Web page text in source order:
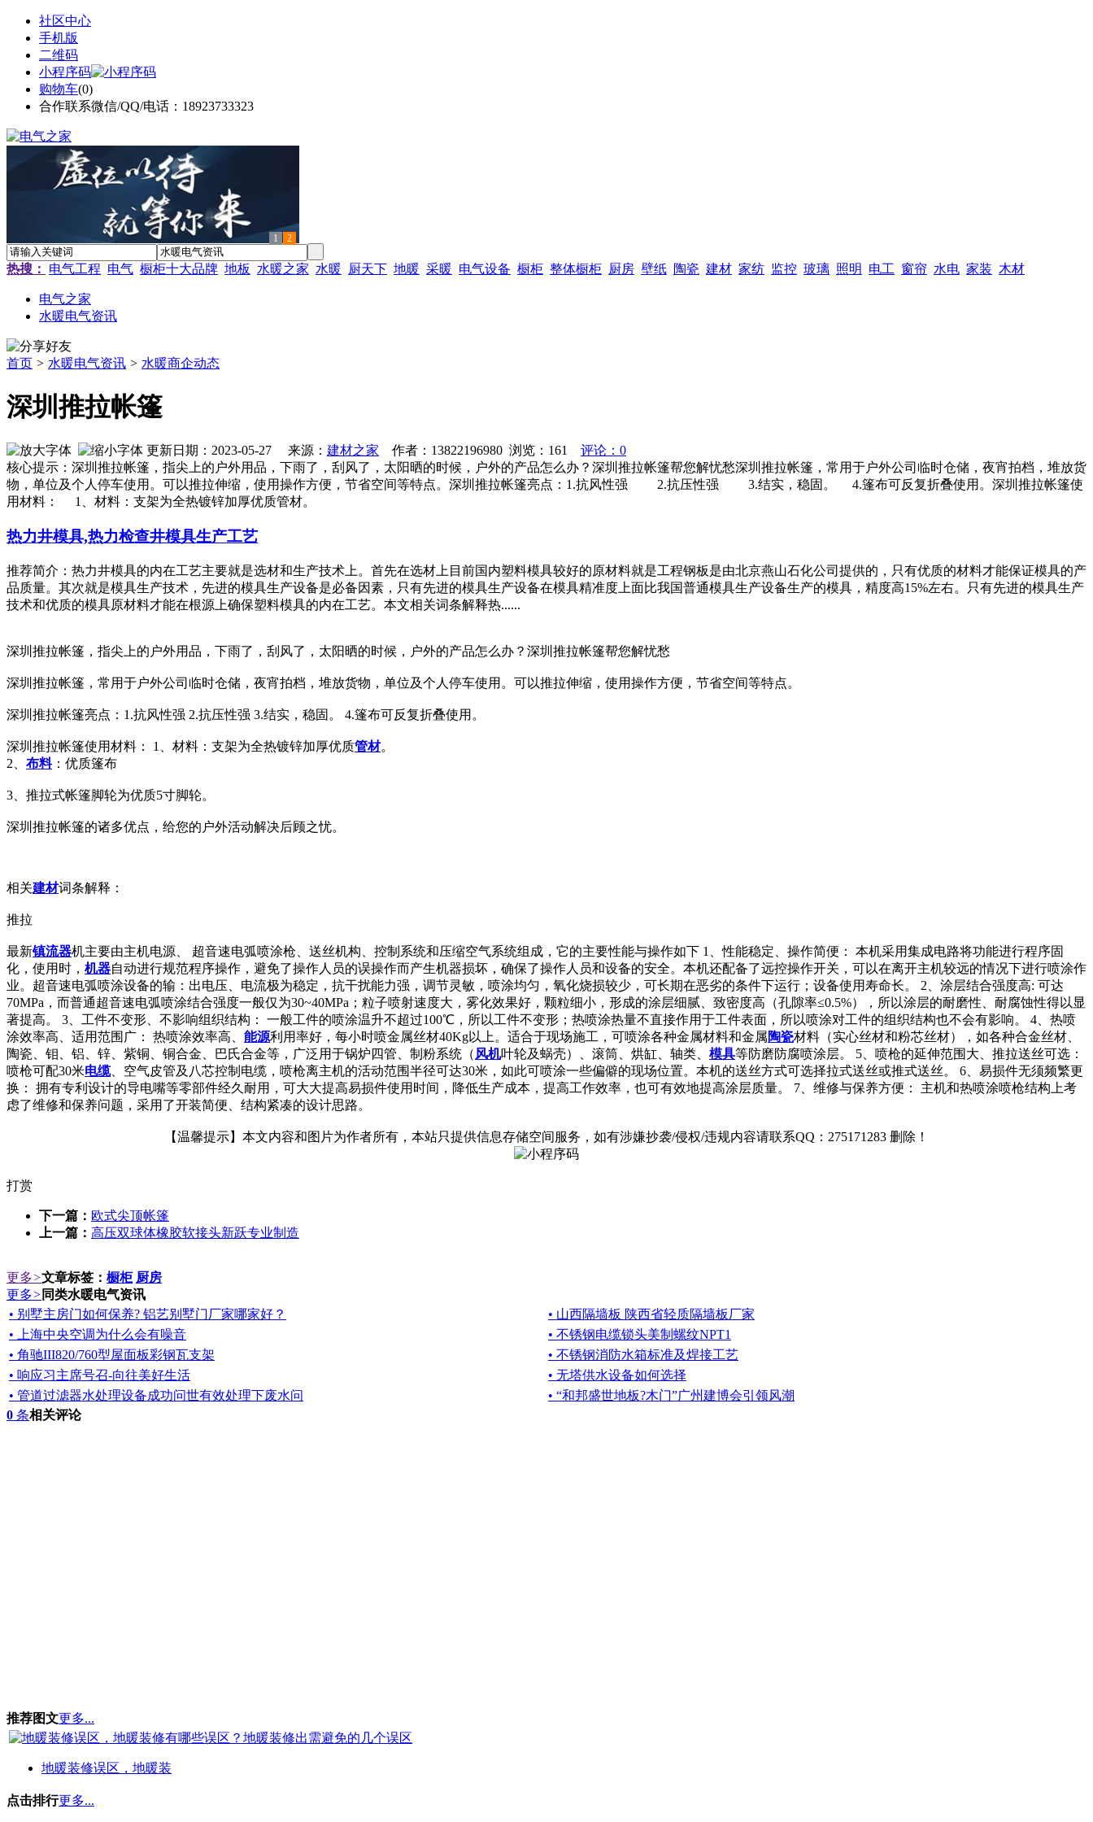
社区中心
手机版
二维码
小程序码
购物车(0)
合作联系微信/QQ/电话：18923733323
1 2
热搜： 电气工程 电气 橱柜十大品牌 地板 水暖之家 水暖 厨天下 地暖 采暖 电气设备 橱柜 整体橱柜 厨房 壁纸 陶瓷 建材 家纺 监控 玻璃 照明 电工 窗帘 水电 家装 木材
电气之家
水暖电气资讯
首页 > 水暖电气资讯 > 水暖商企动态
深圳推拉帐篷
更新日期：2023-05-27 来源： 建材之家 作者：13822196980 浏览： 161
评论：0
核心提示：深圳推拉帐篷，指尖上的户外用品，下雨了，刮风了，太阳晒的时候，户外的产品怎么办？深圳推拉帐篷帮您解忧愁深圳推拉帐篷，常用于户外公司临时仓储，夜宵拍档，堆放货
物，单位及个人停车使用。可以推拉伸缩，使用操作方便，节省空间等特点。深圳推拉帐篷亮点：1.抗风性强 2.抗压性强 3.结实，稳固。 4.篷布可反复折叠使用。深圳推拉帐篷使
用材料： 1、材料：支架为全热镀锌加厚优质管材。
热力井模具,热力检查井模具生产工艺
推荐简介：热力井模具的内在工艺主要就是选材和生产技术上。首先在选材上目前国内塑料模具较好的原材料就是工程钢板是由北京燕山石化公司提供的，只有优质的材料才能保证模具的产
品质量。其次就是模具生产技术，先进的模具生产设备是必备因素，只有先进的模具生产设备在模具精准度上面比我国普通模具生产设备生产的模具，精度高15%左右。只有先进的模具生产
技术和优质的模具原材料才能在根源上确保塑料模具的内在工艺。本文相关词条解释热......
深圳推拉帐篷，指尖上的户外用品，下雨了，刮风了，太阳晒的时候，户外的产品怎么办？深圳推拉帐篷帮您解忧愁
深圳推拉帐篷，常用于户外公司临时仓储，夜宵拍档，堆放货物，单位及个人停车使用。可以推拉伸缩，使用操作方便，节省空间等特点。
深圳推拉帐篷亮点：1.抗风性强 2.抗压性强 3.结实，稳固。 4.篷布可反复折叠使用。
深圳推拉帐篷使用材料： 1、材料：支架为全热镀锌加厚优质管材。
2、 布料：优质篷布
3、推拉式帐篷脚轮为优质5寸脚轮。
深圳推拉帐篷的诸多优点，给您的户外活动解决后顾之忧。
相关建材词条解释：
推拉
最新镇流器机主要由主机电源、 超音速电弧喷涂枪、送丝机构、控制系统和压缩空气系统组成，它的主要性能与操作如下 1、性能稳定、操作简便： 本机采用集成电路将功能进行程序固
化，使用时， 机器自动进行规范程序操作，避免了操作人员的误操作而产生机器损坏，确保了操作人员和设备的安全。本机还配备了远控操作开关，可以在离开主机较远的情况下进行喷涂作
业。超音速电弧喷涂设备的输：出电压、电流极为稳定，抗干扰能力强，调节灵敏，喷涂均匀，氧化烧损较少，可长期在恶劣的条件下运行；设备使用寿命长。 2、涂层结合强度高: 可达
70MPa，而普通超音速电弧喷涂结合强度一般仅为30~40MPa；粒子喷射速度大，雾化效果好，颗粒细小，形成的涂层细腻、致密度高（孔隙率≤0.5%），所以涂层的耐磨性、耐腐蚀性得以显
著提高。 3、工件不变形、不影响组织结构： 一般工件的喷涂温升不超过100℃，所以工件不变形；热喷涂热量不直接作用于工件表面，所以喷涂对工件的组织结构也不会有影响。 4、热喷
涂效率高、适用范围广： 热喷涂效率高、 能源利用率好，每小时喷金属丝材40Kg以上。适合于现场施工，可喷涂各种金属材料和金属陶瓷材料（实心丝材和粉芯丝材），如各种合金丝材、
陶瓷、钼、铝、锌、紫铜、铜合金、巴氏合金等，广泛用于锅炉四管、制粉系统（ 风机叶轮及蜗壳）、滚筒、烘缸、轴类、 模具等防磨防腐喷涂层。 5、喷枪的延伸范围大、推拉送丝可选：
喷枪可配30米电缆、空气皮管及八芯控制电缆，喷枪离主机的活动范围半径可达30米，如此可喷涂一些偏僻的现场位置。本机的送丝方式可选择拉式送丝或推式送丝。 6、易损件无须频繁更
换： 拥有专利设计的导电嘴等零部件经久耐用，可大大提高易损件使用时间，降低生产成本，提高工作效率，也可有效地提高涂层质量。 7、维修与保养方便： 主机和热喷涂喷枪结构上考
虑了维修和保养问题，采用了开装简便、结构紧凑的设计思路。
【温馨提示】本文内容和图片为作者所有，本站只提供信息存储空间服务，如有涉嫌抄袭/侵权/违规内容请联系QQ：275171283 删除！
打赏
下一篇： 欧式尖顶帐篷
上一篇： 高压双球体橡胶软接头新跃专业制造
更多>文章标签： 橱柜 厨房
更多> 同类水暖电气资讯
• 别墅主房门如何保养? 铝艺别墅门厂家哪家好？
• 山西隔墙板 陕西省轻质隔墙板厂家
• 上海中央空调为什么会有噪音
• 不锈钢电缆锁头美制螺纹NPT1
• 角驰III820/760型屋面板彩钢瓦支架
• 不锈钢消防水箱标准及焊接工艺
• 响应习主席号召-向往美好生活
• 无塔供水设备如何选择
• 管道过滤器水处理设备成功问世有效处理下废水问
• “和邦盛世地板?木门”广州建博会引领风潮
0 条相关评论
推荐图文更多...
地暖装修误区，地暖装
点击排行更多...